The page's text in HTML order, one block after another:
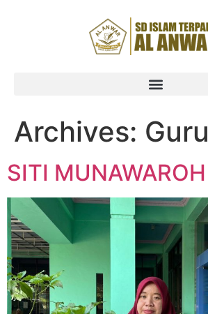
Archives: Guru
SITI MUNAWAROH